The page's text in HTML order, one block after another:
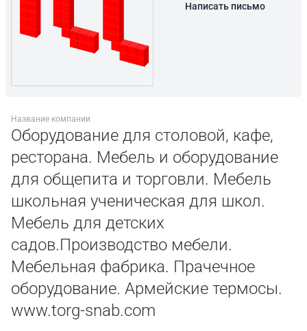
Написать письмо
Название компании
Оборудование для столовой, кафе,
ресторана. Мебель и оборудование
для общепита и торговли. Мебель
школьная ученическая для школ.
Мебель для детских
садов.Производство мебели.
Мебельная фабрика. Прачечное
оборудование. Армейские термосы.
www.torg-snab.com